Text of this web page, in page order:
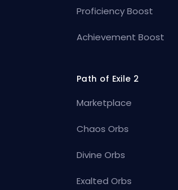
Proficiency Boost
Achievement Boost
Path of Exile 2
Marketplace
Chaos Orbs
Divine Orbs
Exalted Orbs